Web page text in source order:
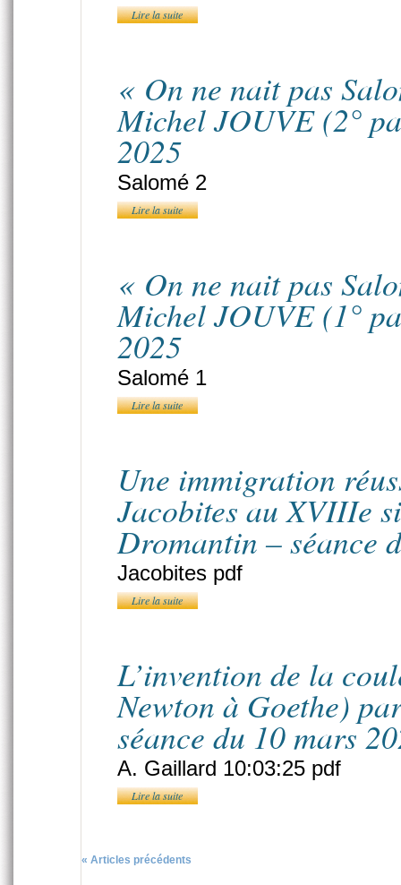
Lire la suite
« On ne nait pas
Michel JOUVE (2°
2025
Salomé 2
Lire la suite
« On ne nait pas
Michel JOUVE (1°
2025
Salomé 1
Lire la suite
Une immigration
Jacobites au XVIIIe
Dromantin – séance
Jacobites pdf
Lire la suite
L’invention de la
Newton à Goethe)
séance du 10 mars
A. Gaillard 10:03:25 pdf
Lire la suite
« Articles précédents